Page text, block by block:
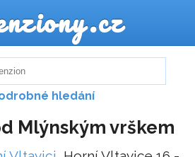
hledání
Mlýnským vrškem